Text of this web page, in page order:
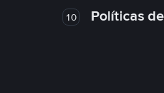
10 Políticas